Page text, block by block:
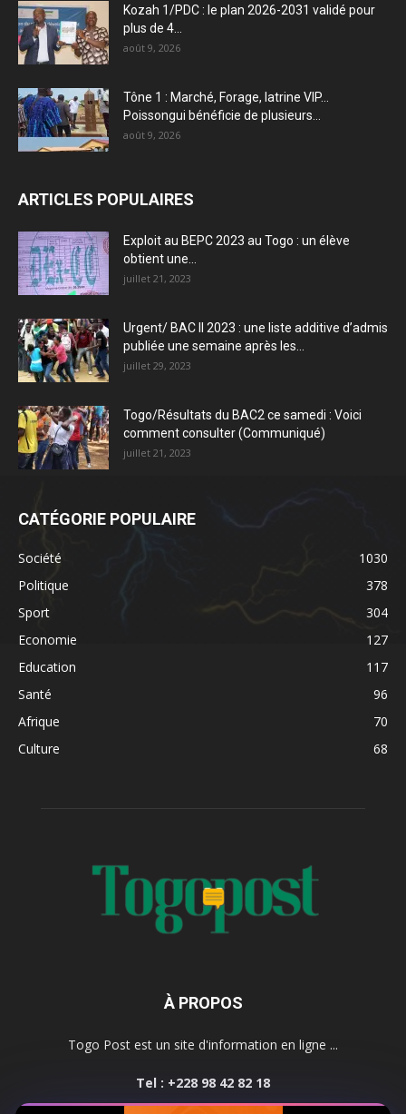
Kozah 1/PDC : le plan 2026-2031 validé pour
plus de 4...
août 9, 2026
Tône 1 : Marché, Forage, latrine VIP…
Poissongui bénéficie de plusieurs...
août 9, 2026
ARTICLES POPULAIRES
Exploit au BEPC 2023 au Togo : un élève
obtient une...
juillet 21, 2023
Urgent/ BAC II 2023 : une liste additive d’admis
publiée une semaine après les...
juillet 29, 2023
Togo/Résultats du BAC2 ce samedi : Voici
comment consulter (Communiqué)
juillet 21, 2023
CATÉGORIE POPULAIRE
Société
1030
Politique
378
Sport
304
Economie
127
Education
117
Santé
96
Afrique
70
Culture
68
À PROPOS
Togo Post est un site d'information en ligne ...
Tel : +228 98 42 82 18